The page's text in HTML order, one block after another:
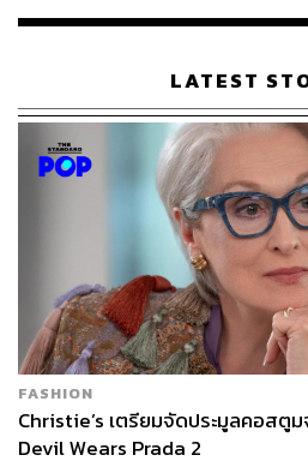
เรือนไทยที่ถูกซุกไว้
LATEST
FASHION
Christie’s เตรียมจัดประมูลคอสตู
Devil Wears Prada 2